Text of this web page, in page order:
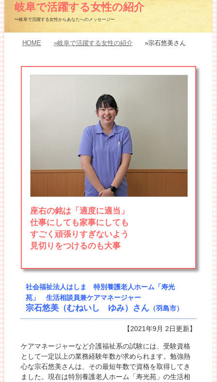
岐阜で活躍する女性の紹介
〜岐阜で活躍する女性からあなたへのメッセージ〜
HOME »岐阜で活躍する女性の紹介 »宗石悠美さん
座右の銘は「適度に適当」
仕事にしても家事にしても
すごく頑張りすぎないよう
見切りをつけるのも大事
社会福祉法人はしま 特別養護老人ホーム「寿光
苑」 生活相談員兼ケアマネージャー
宗石悠美（むねいし ゆみ）さん （羽島市）
【2021年9月 2日更新】
ケアマネージャーなど介護福祉系の試験には、受験資格
として一定以上の業務経験年数が求められます。勉強熱
心な宗石悠美さんは、その最短年数で資格を取得してき
ました。現在は特別養護老人ホーム「寿光苑」の生活相